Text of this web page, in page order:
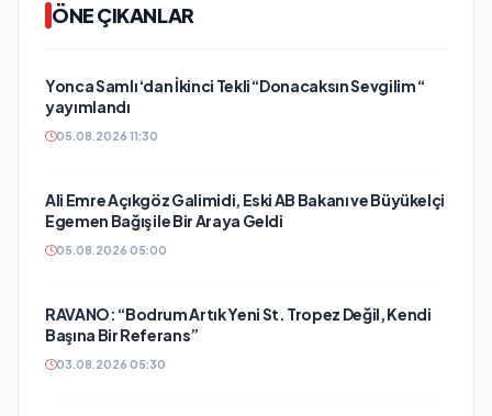
ÖNE ÇIKANLAR
Yonca Samlı ‘dan İkinci Tekli “Donacaksın Sevgilim “
yayımlandı
05.08.2026 11:30
Ali Emre Açıkgöz Galimidi, Eski AB Bakanı ve Büyükelçi
Egemen Bağış ile Bir Araya Geldi
05.08.2026 05:00
RAVANO: “Bodrum Artık Yeni St. Tropez Değil, Kendi
Başına Bir Referans”
03.08.2026 05:30